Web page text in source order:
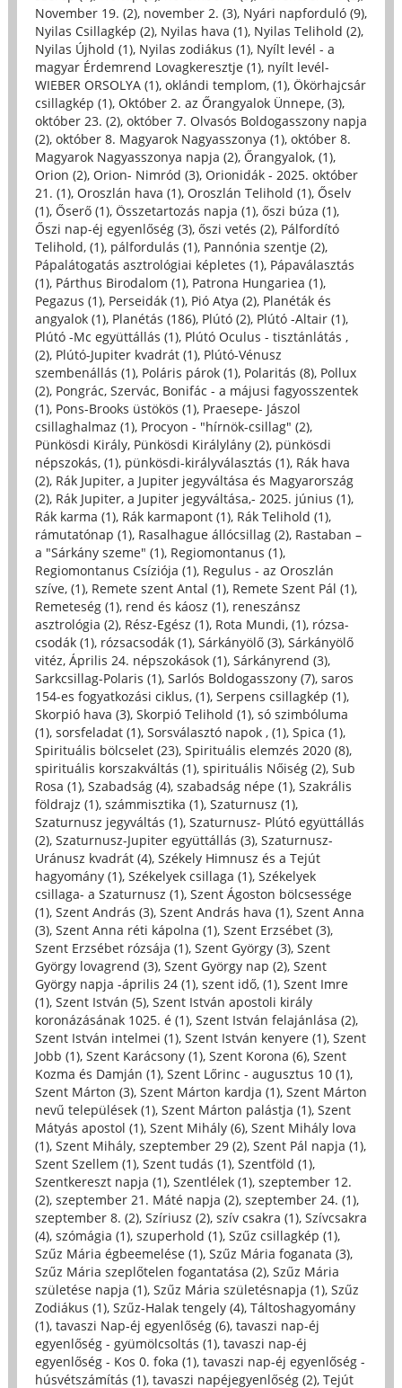
November 19. (2), november 2. (3), Nyári napforduló (9),
Nyilas Csillagkép (2), Nyilas hava (1), Nyilas Telihold (2),
Nyilas Újhold (1), Nyilas zodiákus (1), Nyílt levél - a
magyar Érdemrend Lovagkeresztje (1), nyílt levél-
WIEBER ORSOLYA (1), oklándi templom, (1), Ökörhajcsár
csillagkép (1), Október 2. az Őrangyalok Ünnepe, (3),
október 23. (2), október 7. Olvasós Boldogasszony napja
(2), október 8. Magyarok Nagyasszonya (1), október 8.
Magyarok Nagyasszonya napja (2), Őrangyalok, (1),
Orion (2), Orion- Nimród (3), Orionidák - 2025. október
21. (1), Oroszlán hava (1), Oroszlán Telihold (1), Őselv
(1), Őserő (1), Összetartozás napja (1), őszi búza (1),
Őszi nap-éj egyenlőség (3), őszi vetés (2), Pálfordító
Telihold, (1), pálfordulás (1), Pannónia szentje (2),
Pápalátogatás asztrológiai képletes (1), Pápaválasztás
(1), Párthus Birodalom (1), Patrona Hungariea (1),
Pegazus (1), Perseidák (1), Pió Atya (2), Planéták és
angyalok (1), Planétás (186), Plútó (2), Plútó -Altair (1),
Plútó -Mc együttállás (1), Plútó Oculus - tisztánlátás ,
(2), Plútó-Jupiter kvadrát (1), Plútó-Vénusz
szembenállás (1), Poláris párok (1), Polaritás (8), Pollux
(2), Pongrác, Szervác, Bonifác - a májusi fagyosszentek
(1), Pons-Brooks üstökös (1), Praesepe- Jászol
csillaghalmaz (1), Procyon - "hírnök-csillag" (2),
Pünkösdi Király, Pünkösdi Királylány (2), pünkösdi
népszokás, (1), pünkösdi-királyválasztás (1), Rák hava
(2), Rák Jupiter, a Jupiter jegyváltása és Magyarország
(2), Rák Jupiter, a Jupiter jegyváltása,- 2025. június (1),
Rák karma (1), Rák karmapont (1), Rák Telihold (1),
rámutatónap (1), Rasalhague állócsillag (2), Rastaban –
a "Sárkány szeme" (1), Regiomontanus (1),
Regiomontanus Csíziója (1), Regulus - az Oroszlán
szíve, (1), Remete szent Antal (1), Remete Szent Pál (1),
Remeteség (1), rend és káosz (1), reneszánsz
asztrológia (2), Rész-Egész (1), Rota Mundi, (1), rózsa-
csodák (1), rózsacsodák (1), Sárkányölő (3), Sárkányölő
vitéz, Április 24. népszokások (1), Sárkányrend (3),
Sarkcsillag-Polaris (1), Sarlós Boldogasszony (7), saros
154-es fogyatkozási ciklus, (1), Serpens csillagkép (1),
Skorpió hava (3), Skorpió Telihold (1), só szimbóluma
(1), sorsfeladat (1), Sorsválasztó napok , (1), Spica (1),
Spirituális bölcselet (23), Spirituális elemzés 2020 (8),
spirituális korszakváltás (1), spirituális Nőiség (2), Sub
Rosa (1), Szabadság (4), szabadság népe (1), Szakrális
földrajz (1), számmisztika (1), Szaturnusz (1),
Szaturnusz jegyváltás (1), Szaturnusz- Plútó együttállás
(2), Szaturnusz-Jupiter együttállás (3), Szaturnusz-
Uránusz kvadrát (4), Székely Himnusz és a Tejút
hagyomány (1), Székelyek csillaga (1), Székelyek
csillaga- a Szaturnusz (1), Szent Ágoston bölcsessége
(1), Szent András (3), Szent András hava (1), Szent Anna
(3), Szent Anna réti kápolna (1), Szent Erzsébet (3),
Szent Erzsébet rózsája (1), Szent György (3), Szent
György lovagrend (3), Szent György nap (2), Szent
György napja -április 24 (1), szent idő, (1), Szent Imre
(1), Szent István (5), Szent István apostoli király
koronázásának 1025. é (1), Szent István felajánlása (2),
Szent István intelmei (1), Szent István kenyere (1), Szent
Jobb (1), Szent Karácsony (1), Szent Korona (6), Szent
Kozma és Damján (1), Szent Lőrinc - augusztus 10 (1),
Szent Márton (3), Szent Márton kardja (1), Szent Márton
nevű települések (1), Szent Márton palástja (1), Szent
Mátyás apostol (1), Szent Mihály (6), Szent Mihály lova
(1), Szent Mihály, szeptember 29 (2), Szent Pál napja (1),
Szent Szellem (1), Szent tudás (1), Szentföld (1),
Szentkereszt napja (1), Szentlélek (1), szeptember 12.
(2), szeptember 21. Máté napja (2), szeptember 24. (1),
szeptember 8. (2), Szíriusz (2), szív csakra (1), Szívcsakra
(4), szómágia (1), szuperhold (1), Szűz csillagkép (1),
Szűz Mária égbeemelése (1), Szűz Mária foganata (3),
Szűz Mária szeplőtelen fogantatása (2), Szűz Mária
születése napja (1), Szűz Mária születésnapja (1), Szűz
Zodiákus (1), Szűz-Halak tengely (4), Táltoshagyomány
(1), tavaszi Nap-éj egyenlőség (6), tavaszi nap-éj
egyenlőség - gyümölcsoltás (1), tavaszi nap-éj
egyenlőség - Kos 0. foka (1), tavaszi nap-éj egyenlőség -
húsvétszámítás (1), tavaszi napéjegyenlőség (2), Tejút